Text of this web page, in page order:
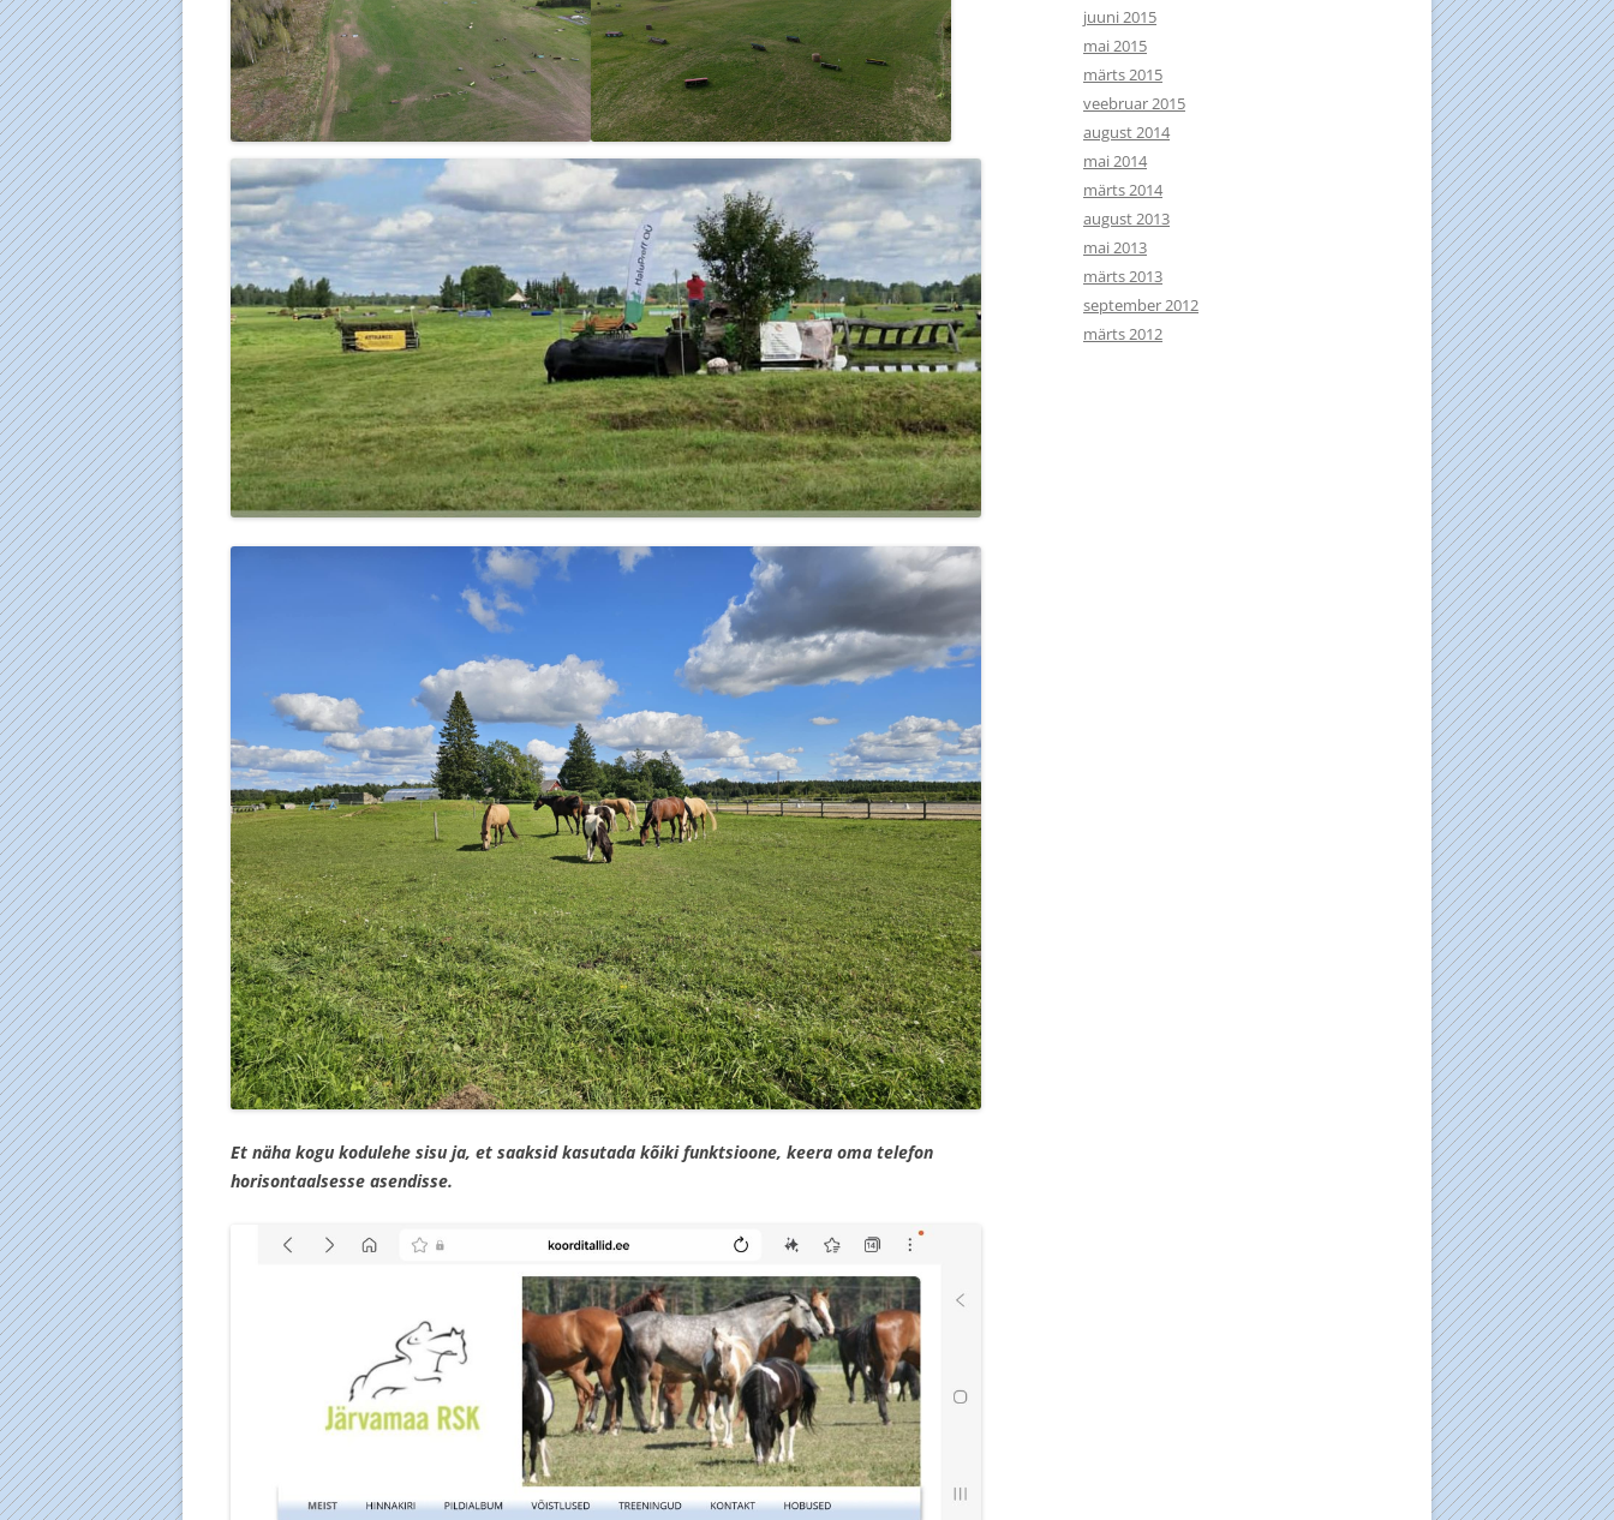
Et näha kogu kodulehe sisu ja, et saaksid kasutada kõiki funktsioone, keera oma telefon
horisontaalsesse asendisse.
juuni 2015
mai 2015
märts 2015
veebruar 2015
august 2014
mai 2014
märts 2014
august 2013
mai 2013
märts 2013
september 2012
märts 2012